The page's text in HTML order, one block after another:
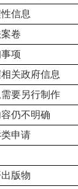
信息
卷
项
关政府信息
要另行制作
仍不明确
申请
版物